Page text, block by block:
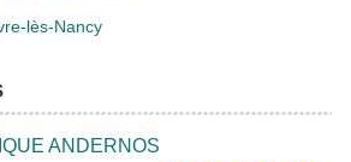
lès-Nancy
ANDERNOS